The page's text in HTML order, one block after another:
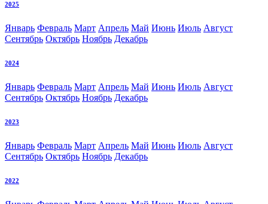
2025
Январь Февраль Март Апрель Май Июнь Июль Август
Сентябрь Октябрь Ноябрь Декабрь
2024
Январь Февраль Март Апрель Май Июнь Июль Август
Сентябрь Октябрь Ноябрь Декабрь
2023
Январь Февраль Март Апрель Май Июнь Июль Август
Сентябрь Октябрь Ноябрь Декабрь
2022